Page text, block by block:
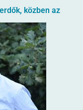
közben az